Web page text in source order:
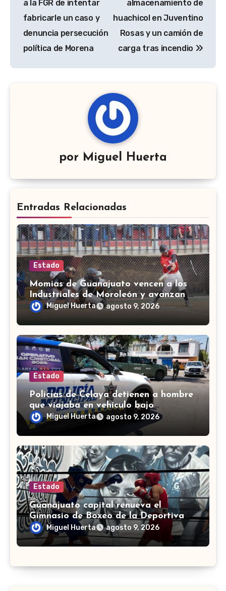
entradas
a la FGR de intentar
fabricarle un caso y
denuncia persecución
política de Morena
almacenamiento de
huachicol en Juventino
Rosas y un camión de
carga tras incendio
por Miguel Huerta
Entradas Relacionadas
Estado
Momias de Guanajuato vencen a los
Industriales de Moroleón y avanzan a
la final estatal de béisbol
Miguel Huerta agosto 9, 2026
Estado
Policías de Celaya detienen a hombre
que viajaba en vehículo bajo
investigación
Miguel Huerta agosto 9, 2026
Estado
Guanajuato capital renueva el
Gimnasio de Boxeo de la Deportiva
Torres Landa
Miguel Huerta agosto 9, 2026